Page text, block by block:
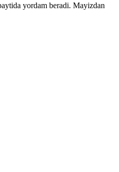
yordam beradi. Mayizdan